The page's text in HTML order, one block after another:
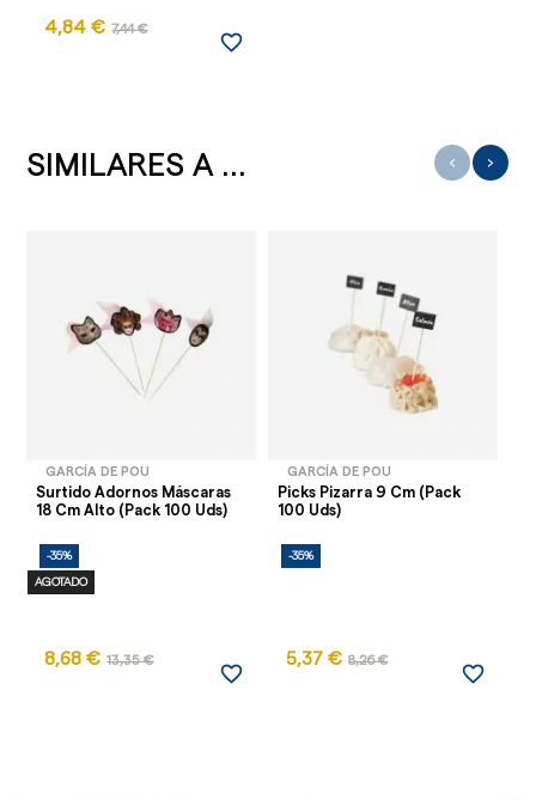
4,84 € 7,44 €
favorite_border
SIMILARES A ...
GARCÍA DE POU
Surtido Adornos Máscaras
18 Cm Alto (Pack 100 Uds)
-35%
AGOTADO
8,68 € 13,35 €
favorite_border
GARCÍA DE POU
Picks Pizarra 9 Cm (Pack
100 Uds)
-35%
5,37 € 8,26 €
favorite_border
‹ ›